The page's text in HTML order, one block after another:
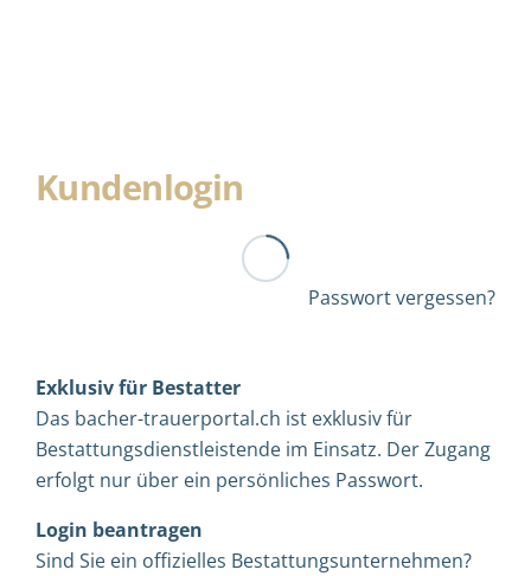
Kundenlogin
Passwort vergessen?
Exklusiv für Bestatter
Das bacher-trauerportal.ch ist exklusiv für
Bestattungsdienstleistende im Einsatz. Der Zugang
erfolgt nur über ein persönliches Passwort.
Login beantragen
Sind Sie ein offizielles Bestattungsunternehmen?